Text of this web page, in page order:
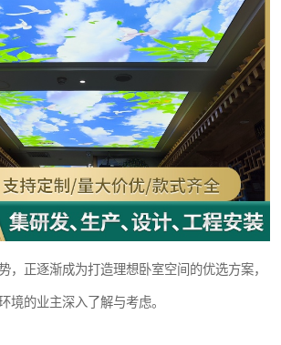
，正逐渐成为打造理想卧室空间的优选方案，
境的业主深入了解与考虑。